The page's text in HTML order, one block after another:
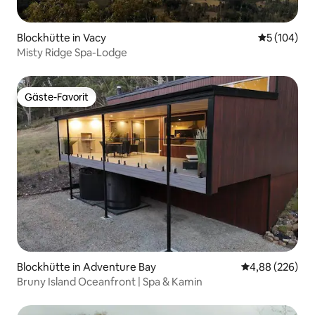
Blockhütte in Vacy
5 (104)
Misty Ridge Spa-Lodge
Gäste-Favorit
Gäste-Favorit
Blockhütte in Adventure Bay
4,88 (226)
Bruny Island Oceanfront | Spa & Kamin